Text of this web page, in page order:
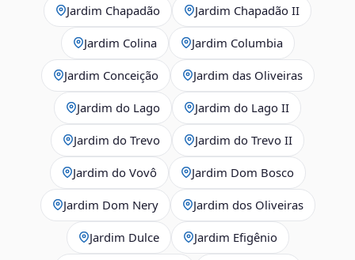
Jardim Chapadão Jardim Chapadão II
Jardim Colina Jardim Columbia
Jardim Conceição Jardim das Oliveiras
Jardim do Lago Jardim do Lago II
Jardim do Trevo Jardim do Trevo II
Jardim do Vovô Jardim Dom Bosco
Jardim Dom Nery Jardim dos Oliveiras
Jardim Dulce Jardim Efigênio